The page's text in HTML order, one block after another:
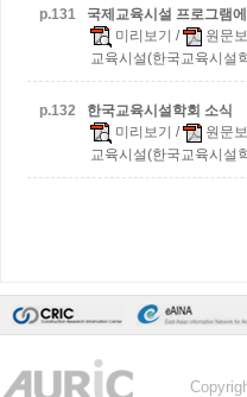
p.131
국제교육시설 프로그램
미리보기 / 원문보
교육시설(한국교육시설
p.132
한국교육시설학회 소식
미리보기 / 원문보
교육시설(한국교육시설